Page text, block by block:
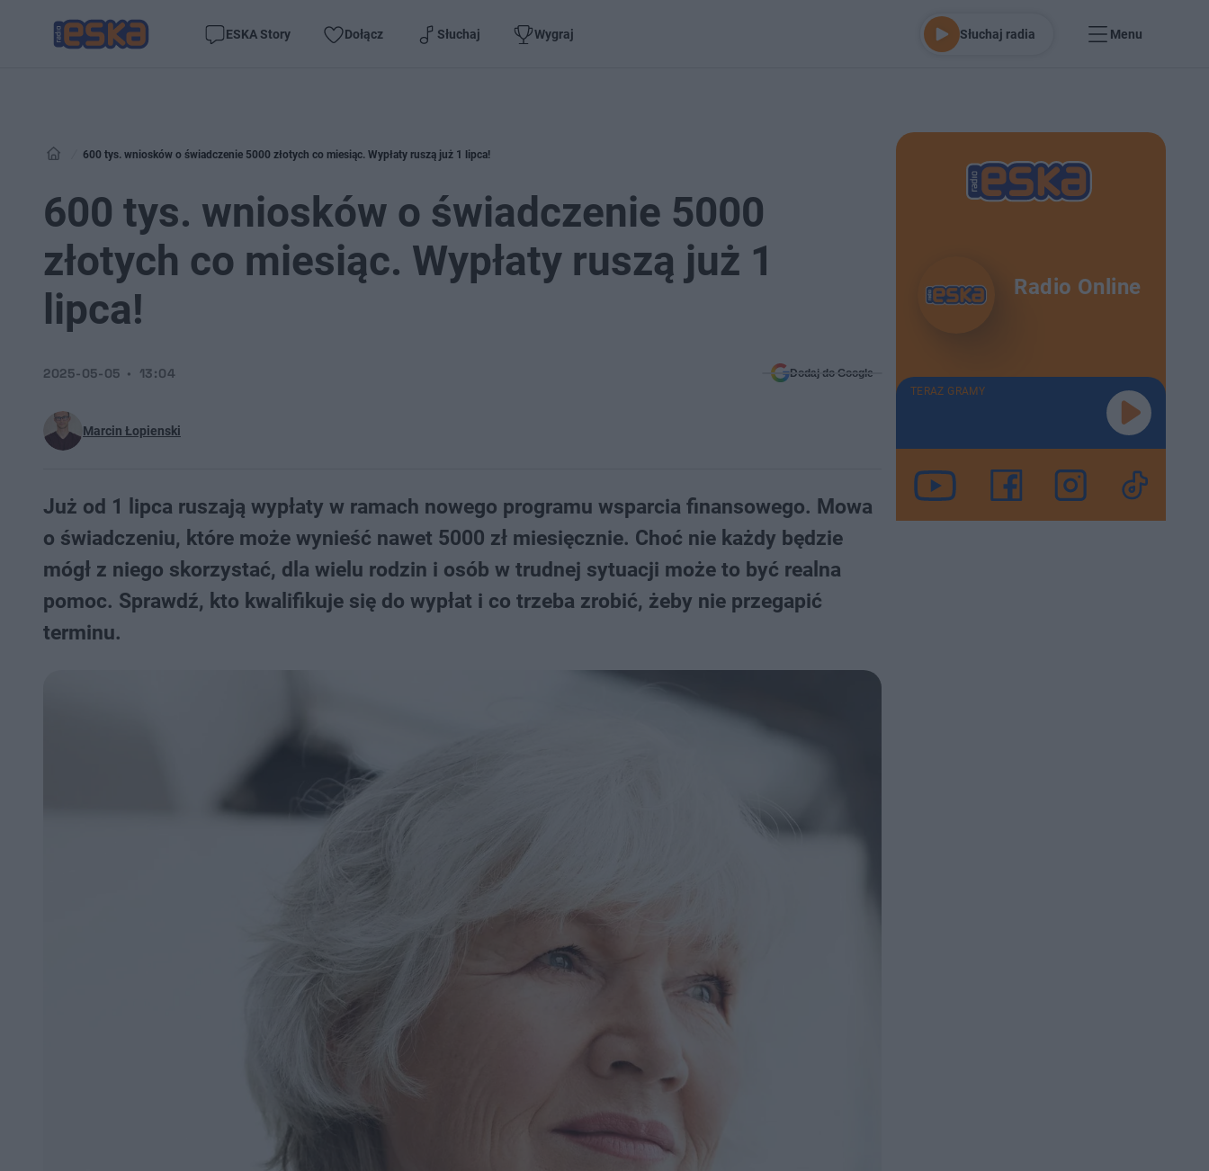
ESKA Story Dołącz Słuchaj Wygraj Słuchaj radia Menu
600 tys. wniosków o świadczenie 5000 złotych co miesiąc. Wypłaty ruszą już 1 lipca!
600 tys. wniosków o świadczenie 5000
złotych co miesiąc. Wypłaty ruszą już 1
lipca!
Marcin Łopienski
2025-05-05 13:04 Dodaj do Google
Już od 1 lipca ruszają wypłaty w ramach nowego programu wsparcia finansowego. Mowa
o świadczeniu, które może wynieść nawet 5000 zł miesięcznie. Choć nie każdy będzie
mógł z niego skorzystać, dla wielu rodzin i osób w trudnej sytuacji może to być realna
pomoc. Sprawdź, kto kwalifikuje się do wypłat i co trzeba zrobić, żeby nie przegapić
terminu.
Radio Online
TERAZ GRAMY